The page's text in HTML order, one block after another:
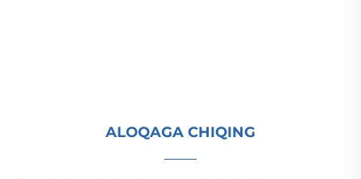
ALOQAGA CHIQING